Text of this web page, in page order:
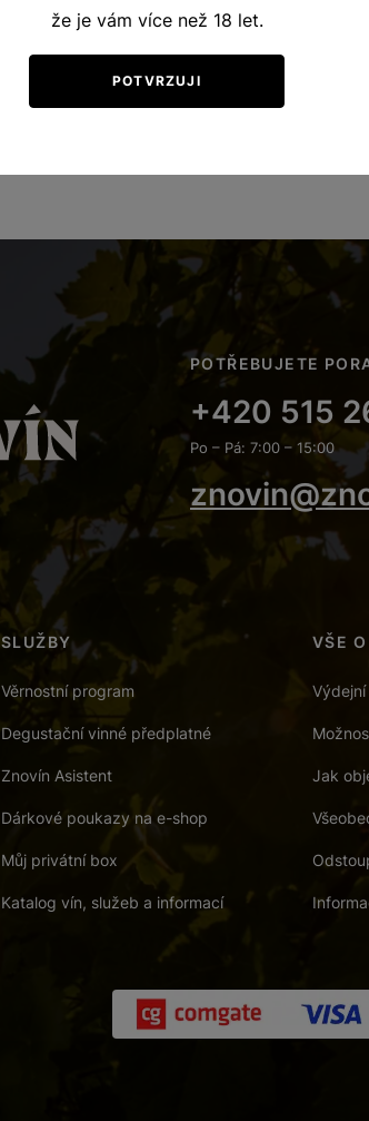
POTŘEBUJETE
+420 515
Po – Pá: 7:00 – 15:00
SLUŽBY
Věrnostní program
Degustační vinné předplatné
Znovín Asistent
Dárkové poukazy na e-shop
Můj privátní box
Katalog vín, služeb a informací
VŠE
Výdejní
Jak
že je vám více než 18 let.
POTVRZUJI